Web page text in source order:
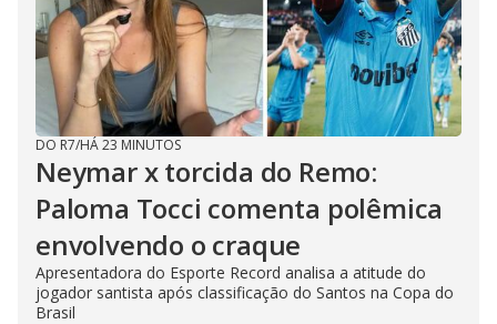
DO R7/HÁ 23 MINUTOS
Neymar x torcida do Remo:
Paloma Tocci comenta polêmica
envolvendo o craque
Apresentadora do Esporte Record analisa a atitude do
jogador santista após classificação do Santos na Copa do
Brasil